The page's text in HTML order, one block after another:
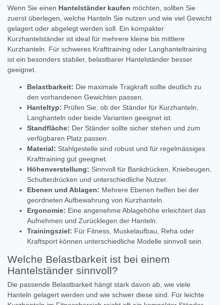
Wenn Sie einen Hantelständer kaufen möchten, sollten Sie
zuerst überlegen, welche Hanteln Sie nutzen und wie viel Gewicht
gelagert oder abgelegt werden soll. Ein kompakter
Kurzhantelständer ist ideal für mehrere kleine bis mittlere
Kurzhanteln. Für schweres Krafttraining oder Langhanteltraining
ist ein besonders stabiler, belastbarer Hantelständer besser
geeignet.
Belastbarkeit: Die maximale Tragkraft sollte deutlich zu
den vorhandenen Gewichten passen.
Hanteltyp: Prüfen Sie, ob der Ständer für Kurzhanteln,
Langhanteln oder beide Varianten geeignet ist.
Standfläche: Der Ständer sollte sicher stehen und zum
verfügbaren Platz passen.
Material: Stahlgestelle sind robust und für regelmässiges
Krafttraining gut geeignet.
Höhenverstellung: Sinnvoll für Bankdrücken, Kniebeugen,
Schulterdrücken und unterschiedliche Nutzer.
Ebenen und Ablagen: Mehrere Ebenen helfen bei der
geordneten Aufbewahrung von Kurzhanteln.
Ergonomie: Eine angenehme Ablagehöhe erleichtert das
Aufnehmen und Zurücklegen der Hanteln.
Trainingsziel: Für Fitness, Muskelaufbau, Reha oder
Kraftsport können unterschiedliche Modelle sinnvoll sein.
Welche Belastbarkeit ist bei einem
Hantelständer sinnvoll?
Die passende Belastbarkeit hängt stark davon ab, wie viele
Hanteln gelagert werden und wie schwer diese sind. Für leichte